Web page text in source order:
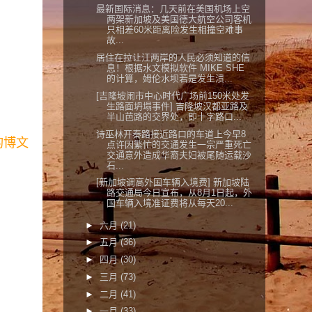
博文
最新国际消息：几天前在美国机场上空
两架新加坡及美国德大航空公司客机
只相差60米距离险发生相撞空难事
故...
居住在拉让江两岸的人民必须知道的信
息！根据水文模拟软件 MIKE SHE
的计算，姆伦水坝若是发生溃...
[吉隆坡闹市中心时代广场前150米处发
生路面坍塌事件] 吉隆坡汉都亚路及
半山芭路的交界处，即十字路口...
诗巫林开秦路接近路口的车道上今早8
点许因繁忙的交通发生一宗严重死亡
交通意外造成华裔夫妇被尾随运载沙
石...
[新加坡调高外国车辆入境费] 新加坡陆
路交通局今日宣布，从8月1日起，外
国车辆入境准证费将从每天20...
►六月(21)
►五月(36)
► 四月(30)
► 三月 (73)
► 二月 (41)